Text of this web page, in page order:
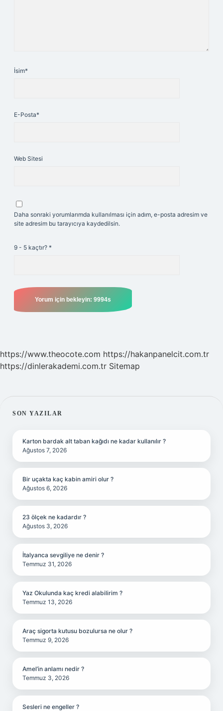
İsim*
E-Posta*
Web Sitesi
Daha sonraki yorumlarımda kullanılması için adım, e-posta adresim ve
site adresim bu tarayıcıya kaydedilsin.
9 - 5 kaçtır? *
https://www.theocote.com https://hakanpanelcit.com.tr
https://dinlerakademi.com.tr Sitemap
SIDEBAR
SON YAZILAR
Karton bardak alt taban kağıdı ne kadar kullanılır ?
Ağustos 7, 2026
Bir uçakta kaç kabin amiri olur ?
Ağustos 6, 2026
23 ölçek ne kadardır ?
Ağustos 3, 2026
İtalyanca sevgiliye ne denir ?
Temmuz 31, 2026
Yaz Okulunda kaç kredi alabilirim ?
Temmuz 13, 2026
Araç sigorta kutusu bozulursa ne olur ?
Temmuz 9, 2026
Amel’in anlamı nedir ?
Temmuz 3, 2026
Sesleri ne engeller ?